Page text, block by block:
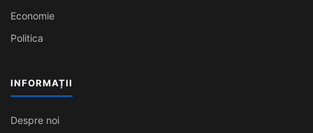
Economie
Politica
INFORMAȚII
Despre noi